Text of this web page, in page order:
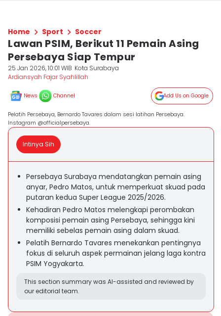
Home Sport Soccer
Lawan PSIM, Berikut 11 Pemain Asing
Persebaya Siap Tempur
25 Jan 2026, 10:01 WIB Kota Surabaya
Ardiansyah Fajar Syahlillah
News Channel Add Us on Google
Pelatih Persebaya, Bernardo Tavares dalam sesi latihan Persebaya.
Instagram @officialpersebaya.
Intinya Sih
Persebaya Surabaya mendatangkan pemain asing
anyar, Pedro Matos, untuk memperkuat skuad pada
putaran kedua Super League 2025/2026.
Kehadiran Pedro Matos melengkapi perombakan
komposisi pemain asing Persebaya, sehingga kini
memiliki sebelas pemain asing dalam skuad.
Pelatih Bernardo Tavares menekankan pentingnya
fokus di seluruh aspek permainan jelang laga kontra
PSIM Yogyakarta.
This section summary was AI-assisted and reviewed by
our editorial team.